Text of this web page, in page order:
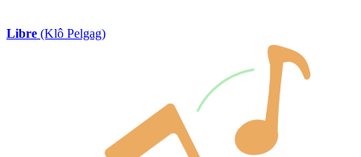
Libre (Klô Pelgag)